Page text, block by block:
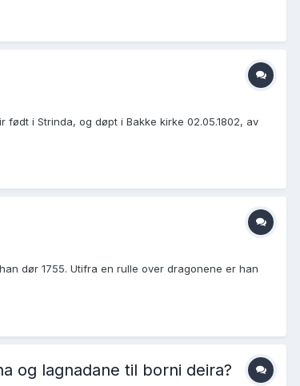
i Strinda, og døpt i Bakke kirke 02.05.1802, av
dør 1755. Utifra en rulle over dragonene er han
og lagnadane til borni deira?